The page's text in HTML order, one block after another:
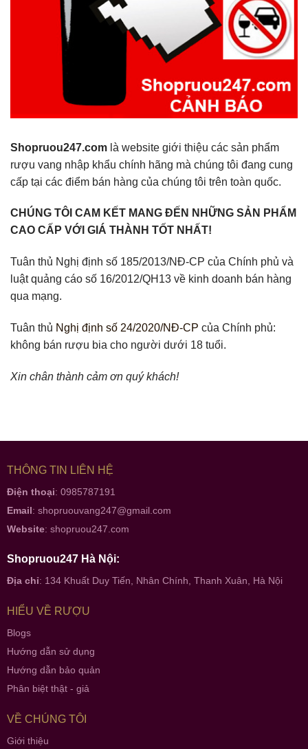
Shopruou247.com là website giới thiệu các sản phẩm
rượu vang nhập khẩu chính hãng mà chúng tôi đang cung
cấp tại các điểm bán hàng của chúng tôi trên toàn quốc.
CHÚNG TÔI CAM KẾT MANG ĐẾN NHỮNG SẢN PHẨM
CAO CẤP VỚI GIÁ THÀNH TỐT NHẤT!
Tuân thủ Nghị định số 185/2013/NĐ-CP của Chính phủ và
luật quảng cáo số 16/2012/QH13 về kinh doanh bán hàng
qua mạng.
Tuân thủ Nghị định số 24/2020/NĐ-CP của Chính phủ:
không bán rượu bia cho người dưới 18 tuổi.
Xin chân thành cảm ơn quý khách!
THÔNG TIN LIÊN HỆ
Điện thoại: 0985787191
Email: shopruouvang247@gmail.com
Website: shopruou247.com
Shopruou247 Hà Nội:
Địa chỉ: 134 Khuất Duy Tiến, Nhân Chính, Thanh Xuân, Hà Nội
HIỂU VỀ RƯỢU
Blogs
Hướng dẫn sử dụng
Hướng dẫn bảo quản
Phân biệt thật - giả
VỀ CHÚNG TÔI
Giới thiệu